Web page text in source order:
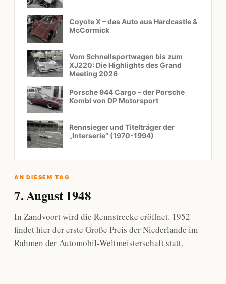
Coyote X – das Auto aus Hardcastle &
McCormick
Vom Schnellsportwagen bis zum
XJ220: Die Highlights des Grand
Meeting 2026
Porsche 944 Cargo – der Porsche
Kombi von DP Motorsport
Rennsieger und Titelträger der
„Interserie“ (1970-1994)
AN DIESEM TAG
7. August 1948
In Zandvoort wird die Rennstrecke eröffnet. 1952
findet hier der erste Große Preis der Niederlande im
Rahmen der Automobil-Weltmeisterschaft statt.